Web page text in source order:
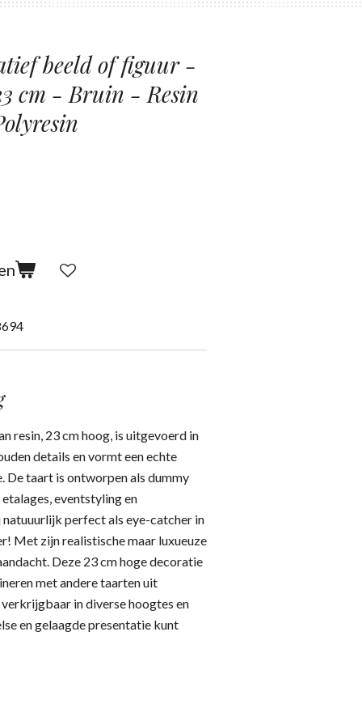
beeld of figuur -
cm - Bruin - Resin
resin, 23 cm hoog, is uitgevoerd in
details en vormt een echte
De taart is ontworpen als dummy
eventstyling en
natuuurlijk perfect als eye-catcher in
Met zijn realistische maar luxueuze
Deze 23 cm hoge decoratie
met andere taarten uit
in diverse hoogtes en
en gelaagde presentatie kunt